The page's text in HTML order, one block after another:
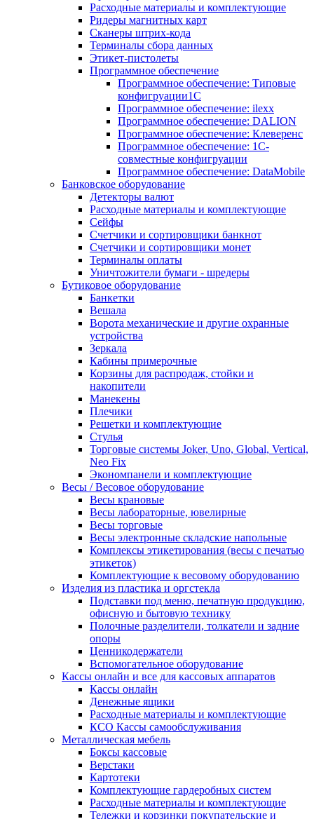
Расходные материалы и комплектующие
Ридеры магнитных карт
Сканеры штрих-кода
Терминалы сбора данных
Этикет-пистолеты
Программное обеспечение
Программное обеспечение: Типовые
конфигруации1С
Программное обеспечение: ilexx
Программное обеспечение: DALION
Программное обеспечение: Клеверенс
Программное обеспечение: 1С-
совместные конфигруации
Программное обеспечение: DataMobile
Банковское оборудование
Детекторы валют
Расходные материалы и комплектующие
Сейфы
Счетчики и сортировщики банкнот
Счетчики и сортировщики монет
Терминалы оплаты
Уничтожители бумаги - шредеры
Бутиковое оборудование
Банкетки
Вешала
Ворота механические и другие охранные
устройства
Зеркала
Кабины примерочные
Корзины для распродаж, стойки и
накопители
Манекены
Плечики
Решетки и комплектующие
Стулья
Торговые системы Joker, Uno, Global, Vertical,
Neo Fix
Экономпанели и комплектующие
Весы / Весовое оборудование
Весы крановые
Весы лабораторные, ювелирные
Весы торговые
Весы электронные складские напольные
Комплексы этикетирования (весы с печатью
этикеток)
Комплектующие к весовому оборудованию
Изделия из пластика и оргстекла
Подставки под меню, печатную продукцию,
офисную и бытовую технику
Полочные разделители, толкатели и задние
опоры
Ценникодержатели
Вспомогательное оборудование
Кассы онлайн и все для кассовых аппаратов
Кассы онлайн
Денежные ящики
Расходные материалы и комплектующие
КСО Кассы самообслуживания
Металлическая мебель
Боксы кассовые
Верстаки
Картотеки
Комплектующие гардеробных систем
Расходные материалы и комплектующие
Тележки и корзинки покупательские и